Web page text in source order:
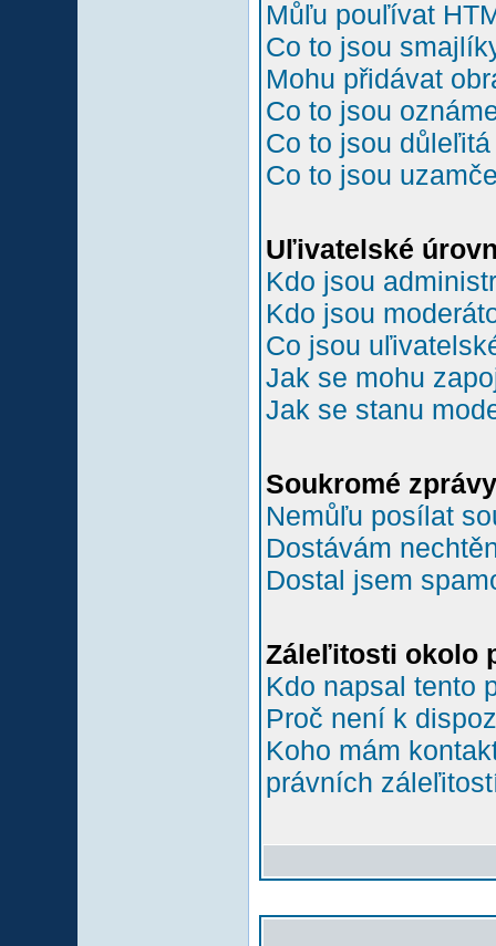
Můľu pouľívat
Co to jsou
Mohu přidávat
Co to jsou
Co to jsou
Co to jsou
Uľivatelské
Kdo jsou
Kdo jsou
Co jsou
Jak se mohu
Jak se stanu
Soukromé zprávy
Nemůľu posílat
Dostávám
Dostal jsem
Záleľitosti okolo
Kdo napsal tento
Proč není k
Koho mám
právních